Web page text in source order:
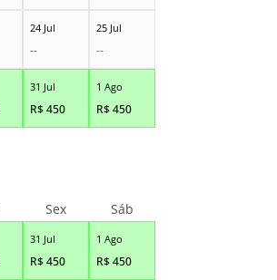
24 Jul
--
25 Jul
--
31 Jul
R$450
1 Ago
R$450
31 Jul
R$450
1 Ago
R$450
Sex Sáb